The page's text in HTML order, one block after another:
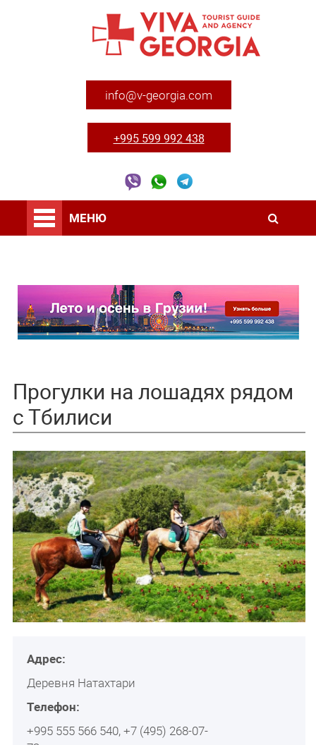
info@v-georgia.com
+995 599 992 438
МЕНЮ
Прогулки на лошадях рядом
с Тбилиси
Адрес:
Деревня Натахтари
Телефон:
+995 555 566 540, +7 (495) 268-07-